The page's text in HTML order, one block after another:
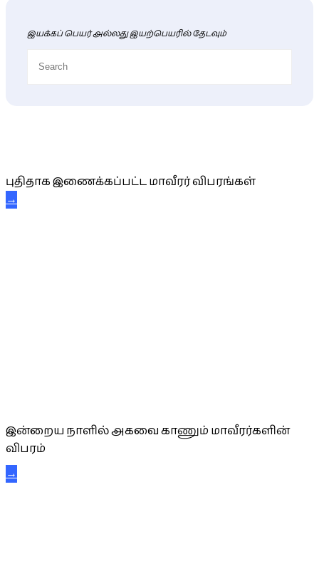
இயக்கப் பெயர் அல்லது இயற்பெயரில் தேடவும்
புதிதாக இணைக்கப்பட்ட மாவீரர் விபரங்கள்
→
இன்றைய நாளில் அகவை காணும் மாவீரர்களின்
விபரம்
→